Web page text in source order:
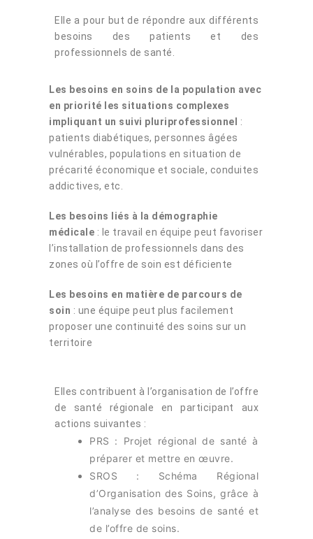
Elle a pour but de répondre aux différents
besoins des patients et des
professionnels de santé.
Les besoins en soins de la population avec
en priorité les situations complexes
impliquant un suivi pluriprofessionnel
:
patients diabétiques, personnes âgées
vulnérables, populations en situation de
précarité économique et sociale, conduites
addictives, etc.
Les besoins liés à la démographie
médicale : le travail en équipe peut favoriser
l’installation de professionnels dans des
zones où l’offre de soin est déficiente
Les besoins en matière de parcours de
soin : une équipe peut plus facilement
proposer une continuité des soins sur un
territoire
Elles contribuent à l’organisation de l’offre
de santé régionale en participant aux
actions suivantes :
PRS : Projet régional de santé à
préparer et mettre en œuvre.
SROS : Schéma Régional
d’Organisation des Soins, grâce à
l’analyse des besoins de santé et
de l’offre de soins.